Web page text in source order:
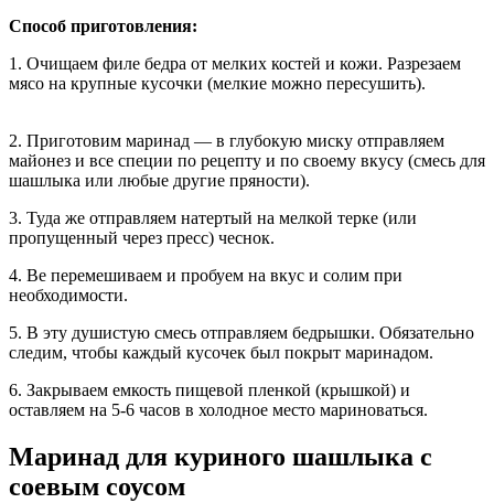
Способ приготовления:
1. Очищаем филе бедра от мелких костей и кожи. Разрезаем
мясо на крупные кусочки (мелкие можно пересушить).
2. Приготовим маринад — в глубокую миску отправляем
майонез и все специи по рецепту и по своему вкусу (смесь для
шашлыка или любые другие пряности).
3. Туда же отправляем натертый на мелкой терке (или
пропущенный через пресс) чеснок.
4. Ве перемешиваем и пробуем на вкус и солим при
необходимости.
5. В эту душистую смесь отправляем бедрышки. Обязательно
следим, чтобы каждый кусочек был покрыт маринадом.
6. Закрываем емкость пищевой пленкой (крышкой) и
оставляем на 5-6 часов в холодное место мариноваться.
Маринад для куриного шашлыка с
соевым соусом